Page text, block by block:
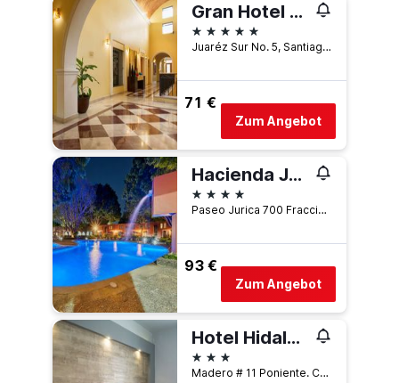
Gran Hotel Queretaro
5 Sterne
Juaréz Sur No. 5, Santiago de Querétaro, Querétaro, Mexiko
71 €
Zum Angebot
Hacienda Jurica by Brisas
4 Sterne
Paseo Jurica 700 Fraccionamiento Jurica, Santiago de Querétaro, Querétaro, Mexiko
93 €
Zum Angebot
Hotel Hidalgo
3 Sterne
Madero # 11 Poniente. Col Centro., Santiago de Querétaro, Querétaro, Mexiko